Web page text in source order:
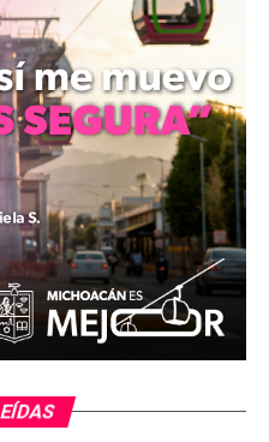
los servicios de su
de manera
número 169, en el
dicho espacio se brindan
carácter jurídico,
y servicios de
a productos
de la vivienda y